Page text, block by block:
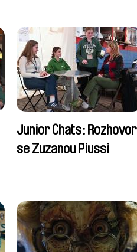
Junior Chats: Rozhovor
se Zuzanou Piussi